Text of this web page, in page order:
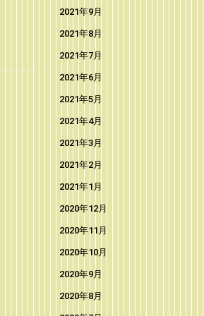
2021年9月
2021年8月
2021年7月
2021年6月
2021年5月
2021年4月
2021年3月
2021年2月
2021年1月
2020年12月
2020年11月
2020年10月
2020年9月
2020年8月